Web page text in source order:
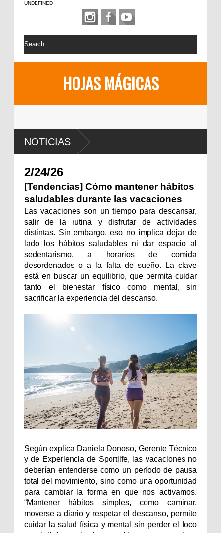
UNDEFINED
HOJAS MÁGICAS
NOTICIAS
2/24/26
[Tendencias] Cómo mantener hábitos
saludables durante las vacaciones
Las vacaciones son un tiempo para descansar,
salir de la rutina y disfrutar de actividades
distintas. Sin embargo, eso no implica dejar de
lado los hábitos saludables ni dar espacio al
sedentarismo, a horarios de comida
desordenados o a la falta de sueño. La clave
está en buscar un equilibrio, que permita cuidar
tanto el bienestar físico como mental, sin
sacrificar la experiencia del descanso.
Según explica Daniela Donoso, Gerente Técnico
y de Experiencia de Sportlife, las vacaciones no
deberían entenderse como un período de pausa
total del movimiento, sino como una oportunidad
para cambiar la forma en que nos activamos.
“Mantener hábitos simples, como caminar,
moverse a diario y respetar el descanso, permite
cuidar la salud física y mental sin perder el foco